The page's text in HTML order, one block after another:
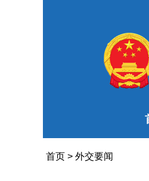
首页> 外交要闻